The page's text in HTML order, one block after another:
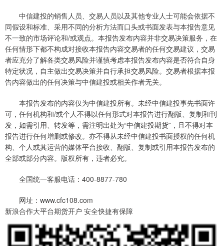
中信建投的销售人员、交易人员以及其他专业人士可能会依据不
同假设和标准、采用不同的分析方法而口头或书面发表与本报告意见
不一致的市场评论和/或观点。本报告发布内容并非交易决策服务，在
任何情形下都不构成对接收本报告内容交易者的任何交易建议，交易
者应充分了解各类交易风险并谨慎考虑本报告发布内容是否符合自身
特定状况，自主做出交易决策并自行承担交易风险。交易者根据本报
告内容做出的任何决策与中信建投或相关作者无关。
本报告发布的内容仅为中信建投所有。未经中信建投事先书面许
可，任何机构和/或个人不得以任何形式对本报告进行翻版、复制和刊
发，如需引用、转发等，需注明出处为“中信建投期货”，且不得对本
报告进行任何增删或修改。亦不得从未经中信建投书面授权的任何机
构、个人或其运营的媒体平台接收、翻版、复制或引用本报告发布的
全部或部分内容。版权所有，违者必究。
全国统一客服电话：400-8877-780
网址：www.cfc108.com
新浪合作大平台期货开户 安全快捷有保障